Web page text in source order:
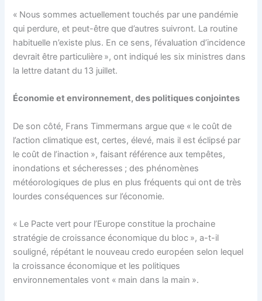
« Nous sommes actuellement touchés par une pandémie
qui perdure, et peut-être que d’autres suivront. La routine
habituelle n’existe plus. En ce sens, l’évaluation d’incidence
devrait être particulière », ont indiqué les six ministres dans
la lettre datant du 13 juillet.
Économie et environnement, des politiques conjointes
De son côté, Frans Timmermans argue que « le coût de
l’action climatique est, certes, élevé, mais il est éclipsé par
le coût de l’inaction », faisant référence aux tempêtes,
inondations et sécheresses ; des phénomènes
météorologiques de plus en plus fréquents qui ont de très
lourdes conséquences sur l’économie.
« Le Pacte vert pour l’Europe constitue la prochaine
stratégie de croissance économique du bloc », a-t-il
souligné, répétant le nouveau credo européen selon lequel
la croissance économique et les politiques
environnementales vont « main dans la main ».